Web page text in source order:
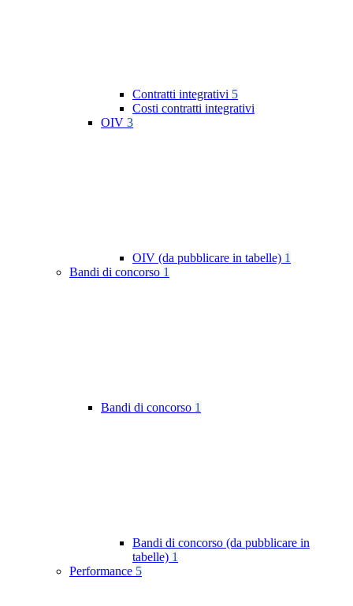
Contratti integrativi 5
Costi contratti integrativi
OIV 3
OIV (da pubblicare in tabelle) 1
Bandi di concorso 1
Bandi di concorso 1
Bandi di concorso (da pubblicare in
tabelle) 1
Performance 5